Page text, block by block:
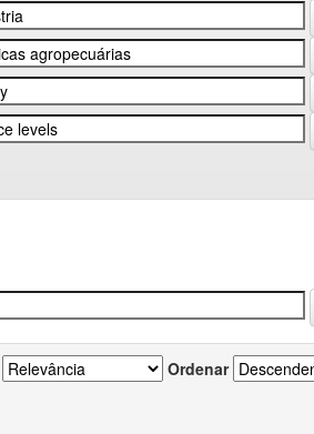
Ordenar